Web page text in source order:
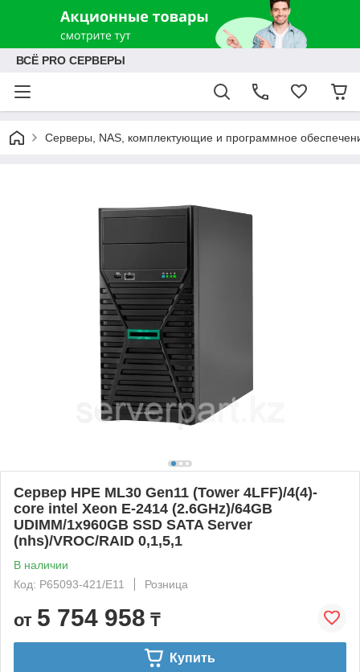
ВСЁ PRO СЕРВЕРЫ
Серверы, NAS, комплектующие и программное
Сервер HPE ML30 Gen11 (Tower 4LFF)/4(4)-
core intel Xeon E-2414 (2.6GHz)/64GB
UDIMM/1x960GB SSD SATA Server
(nhs)/VROC/RAID 0,1,5,1
В наличии
Код: P65093-421/E11
Розница
от 5 754 958 ₸
Купить